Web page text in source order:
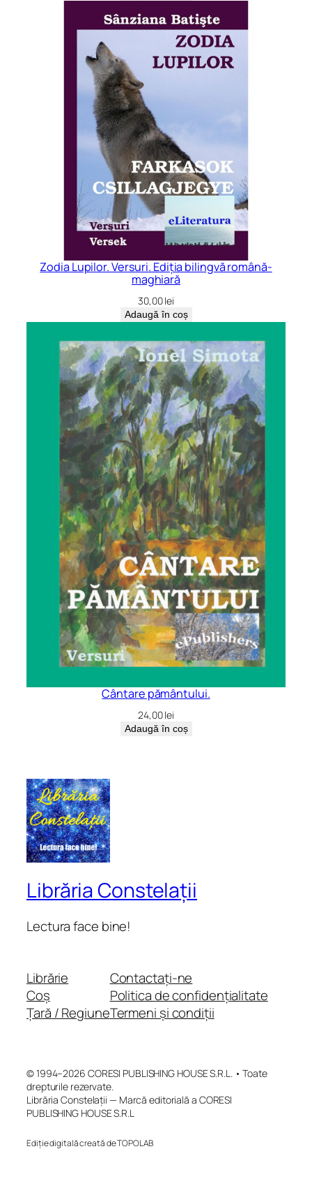
Zodia Lupilor. Versuri. Ediția bilingvă română-
maghiară
30,00lei
Adaugă în coș
Cântare pământului.
24,00lei
Adaugă în coș
Librăria Constelații
Lectura face bine!
Librărie
Coș
Țară / Regiune
Contactați-ne
Politica de confidențialitate
Termeni și condiții
© 1994–2026 CORESI PUBLISHING HOUSE S.R.L. • Toate
drepturile rezervate.
Librăria Constelații — Marcă editorială a CORESI
PUBLISHING HOUSE S.R.L
Ediție digitală creată de TOPOLAB